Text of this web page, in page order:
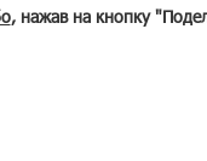
, нажав на кнопку